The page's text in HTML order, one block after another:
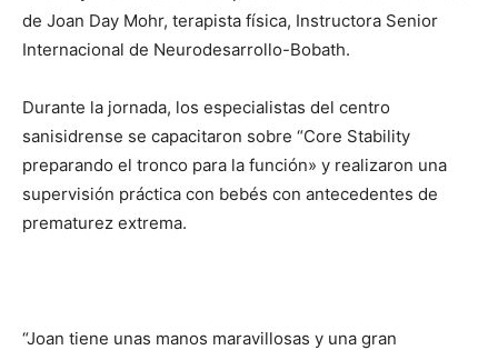
de Joan Day Mohr, terapista física, Instructora Senior
Internacional de Neurodesarrollo-Bobath.
Durante la jornada, los especialistas del centro
sanisidrense se capacitaron sobre “Core Stability
preparando el tronco para la función» y realizaron una
supervisión práctica con bebés con antecedentes de
prematurez extrema.
“Joan tiene unas manos maravillosas y una gran